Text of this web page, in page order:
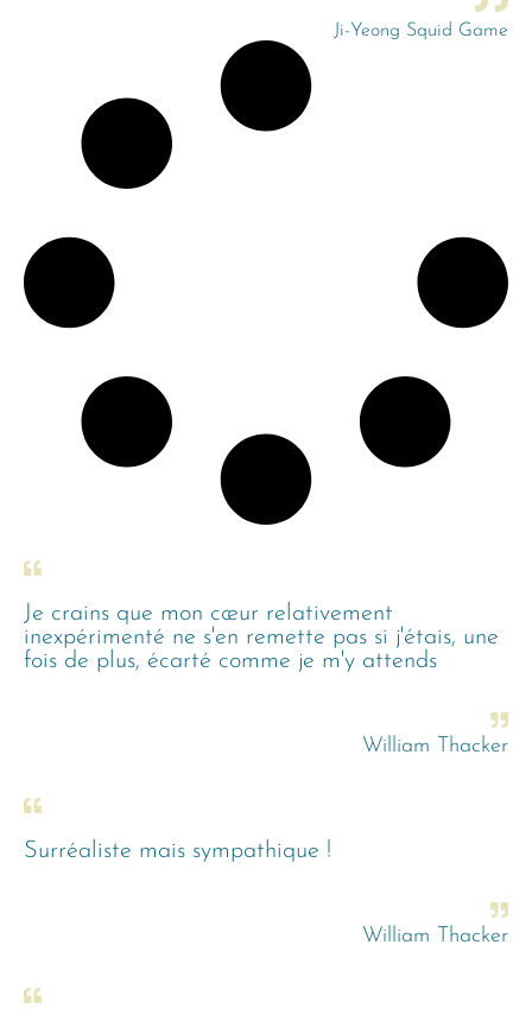
Ji-Yeong Squid Game
Je crains que mon cœur relativement
inexpérimenté ne s'en remette pas si j'étais, une
fois de plus, écarté comme je m'y attends
William Thacker
Surréaliste mais sympathique !
William Thacker